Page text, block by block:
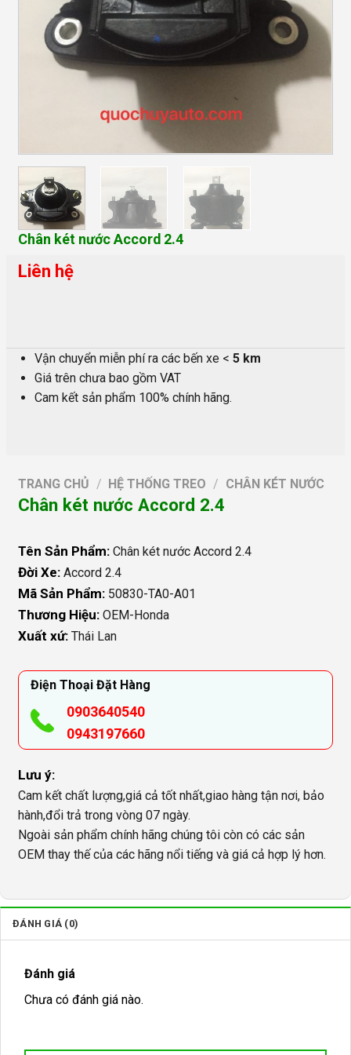
Chân két nước Accord 2.4
Liên hệ
Vận chuyển miễn phí ra các bến xe < 5 km
Giá trên chưa bao gồm VAT
Cam kết sản phẩm 100% chính hãng.
TRANG CHỦ / HỆ THỐNG TREO / CHÂN KÉT NƯỚC
Chân két nước Accord 2.4
Tên Sản Phẩm: Chân két nước Accord 2.4
Đời Xe: Accord 2.4
Mã Sản Phẩm: 50830-TA0-A01
Thương Hiệu: OEM-Honda
Xuất xứ: Thái Lan
Điện Thoại Đặt Hàng
0903640540
0943197660
Lưu ý:
Cam kết chất lượng,giá cả tốt nhất,giao hàng tận nơi, bảo
hành,đổi trả trong vòng 07 ngày.
Ngoài sản phẩm chính hãng chúng tôi còn có các sản
OEM thay thế của các hãng nổi tiếng và giá cả hợp lý hơn.
ĐÁNH GIÁ (0)
Đánh giá
Chưa có đánh giá nào.